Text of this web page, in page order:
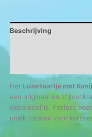
Beschrijving
Het Luiertaartje met
een origineel en stijlvol
decoratief is. Perfect
uniek cadeau voor